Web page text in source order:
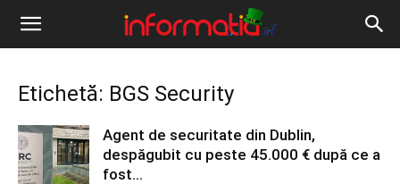
Informația
Etichetă: BGS Security
Agent de securitate din Dublin,
despăgubit cu peste 45.000 € după ce a
fost...